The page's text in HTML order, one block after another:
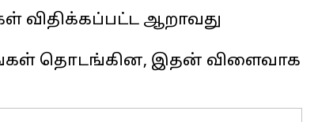
விதிக்கப்பட்ட ஆறாவது
தொடங்கின, இதன் விளைவாக